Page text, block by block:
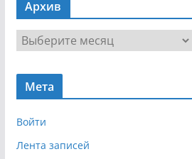
г
я
Архив
р
х
Мета
Войти
Лента записей